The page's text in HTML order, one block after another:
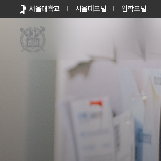
바로가기
메뉴
서울대학교 서울대포털 입학포털